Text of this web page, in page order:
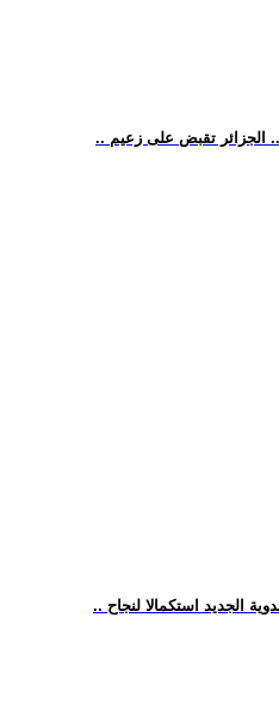
الجزائر تقبض على زعيم
الجديد استكمالا لنجاح